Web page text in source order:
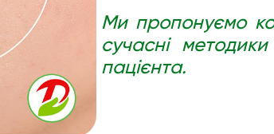
Ми пропонуємо
сучасні
пацієнта.